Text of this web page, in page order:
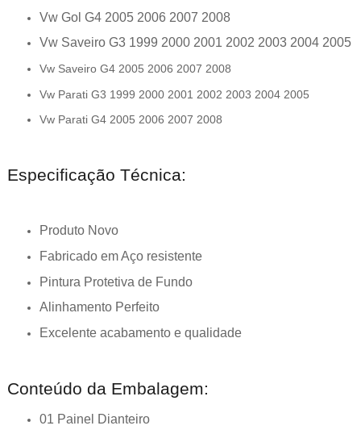
Vw Gol G4 2005 2006 2007 2008
Vw Saveiro G3 1999 2000 2001 2002 2003 2004 2005
Vw Saveiro G4 2005 2006 2007 2008
Vw Parati G3 1999 2000 2001 2002 2003 2004 2005
Vw Parati G4 2005 2006 2007 2008
Especificação Técnica:
Produto Novo
Fabricado em Aço resistente
Pintura Protetiva de Fundo
Alinhamento Perfeito
Excelente acabamento e qualidade
Conteúdo da Embalagem:
01 Painel Dianteiro